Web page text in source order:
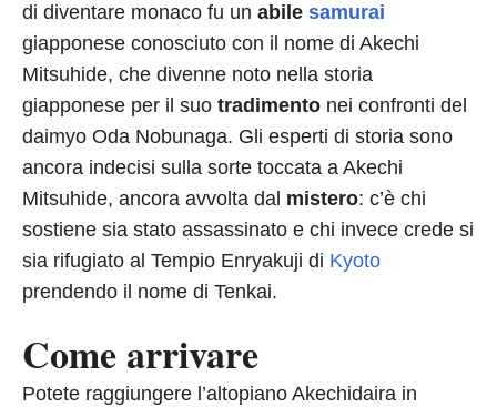
di diventare monaco fu un abile samurai
giapponese conosciuto con il nome di Akechi
Mitsuhide, che divenne noto nella storia
giapponese per il suo tradimento nei confronti del
daimyo Oda Nobunaga. Gli esperti di storia sono
ancora indecisi sulla sorte toccata a Akechi
Mitsuhide, ancora avvolta dal mistero: c’è chi
sostiene sia stato assassinato e chi invece crede si
sia rifugiato al Tempio Enryakuji di Kyoto
prendendo il nome di Tenkai.
Come arrivare
Potete raggiungere l’altopiano Akechidaira in